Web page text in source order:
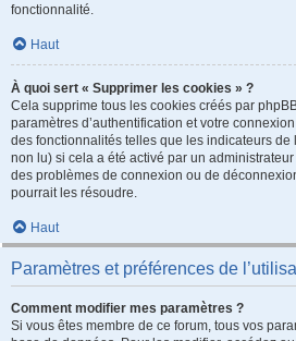
fonctionnalité.
Haut
À quoi sert « Supprimer les cookies » ?
Cela supprime tous les cookies créés par
paramètres d’authentification et votre
des fonctionnalités telles que les indicateurs de
non lu) si cela a été activé par un
des problèmes de connexion ou de
pourrait les résoudre.
Haut
Paramètres et préférences de
Comment modifier mes paramètres ?
Si vous êtes membre de ce forum, tous vos